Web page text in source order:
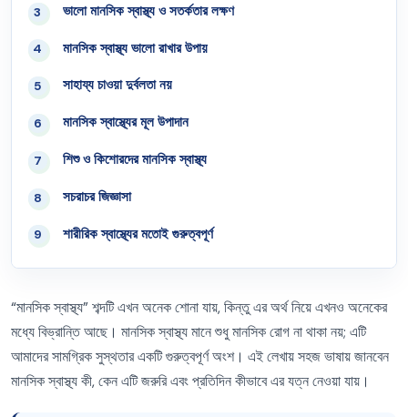
03 ভালো মানসিক স্বাস্থ্য ও সতর্কতার লক্ষণ
04 মানসিক স্বাস্থ্য ভালো রাখার উপায়
05 সাহায্য চাওয়া দুর্বলতা নয়
06 মানসিক স্বাস্থ্যের মূল উপাদান
07 শিশু ও কিশোরদের মানসিক স্বাস্থ্য
08 সচরাচর জিজ্ঞাসা
09 শারীরিক স্বাস্থ্যের মতোই গুরুত্বপূর্ণ
“মানসিক স্বাস্থ্য” শব্দটি এখন অনেক শোনা যায়, কিন্তু এর অর্থ নিয়ে এখনও অনেকের
মধ্যে বিভ্রান্তি আছে। মানসিক স্বাস্থ্য মানে শুধু মানসিক রোগ না থাকা নয়; এটি
আমাদের সামগ্রিক সুস্থতার একটি গুরুত্বপূর্ণ অংশ। এই লেখায় সহজ ভাষায় জানবেন
মানসিক স্বাস্থ্য কী, কেন এটি জরুরি এবং প্রতিদিন কীভাবে এর যত্ন নেওয়া যায়।